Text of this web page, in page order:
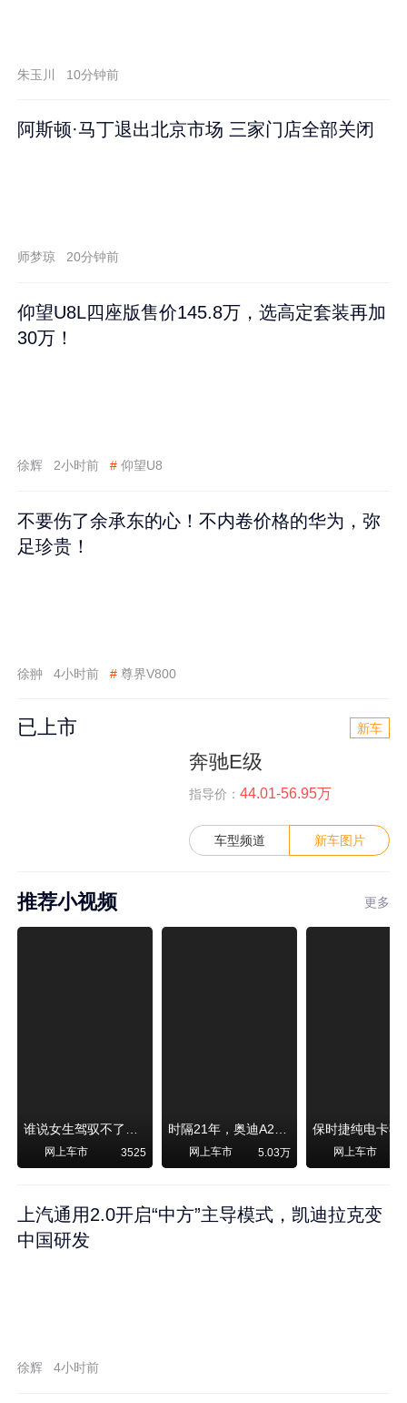
朱玉川 10分钟前
阿斯顿·马丁退出北京市场 三家门店全部关闭
师梦琼 20分钟前
仰望U8L四座版售价145.8万，选高定套装再加
30万！
徐辉 2小时前 # 仰望U8
不要伤了余承东的心！不内卷价格的华为，弥
足珍贵！
徐翀 4小时前 # 尊界V800
已上市 新车
奔驰E级
指导价： 44.01-56.95万
车型频道 新车图片
推荐小视频 更多
谁说女生驾驭不了大SUV？看我开问界M6驰骋坝上草原！
网上车市 3525
时隔21年，奥迪A2强势归来！
网上车市 5.03万 网上车市
上汽通用2.0开启“中方”主导模式，凯迪拉克变
中国研发
徐辉 4小时前